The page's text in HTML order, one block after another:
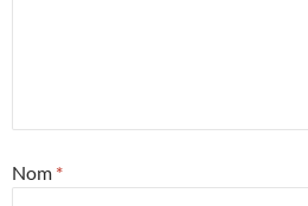
Nom *